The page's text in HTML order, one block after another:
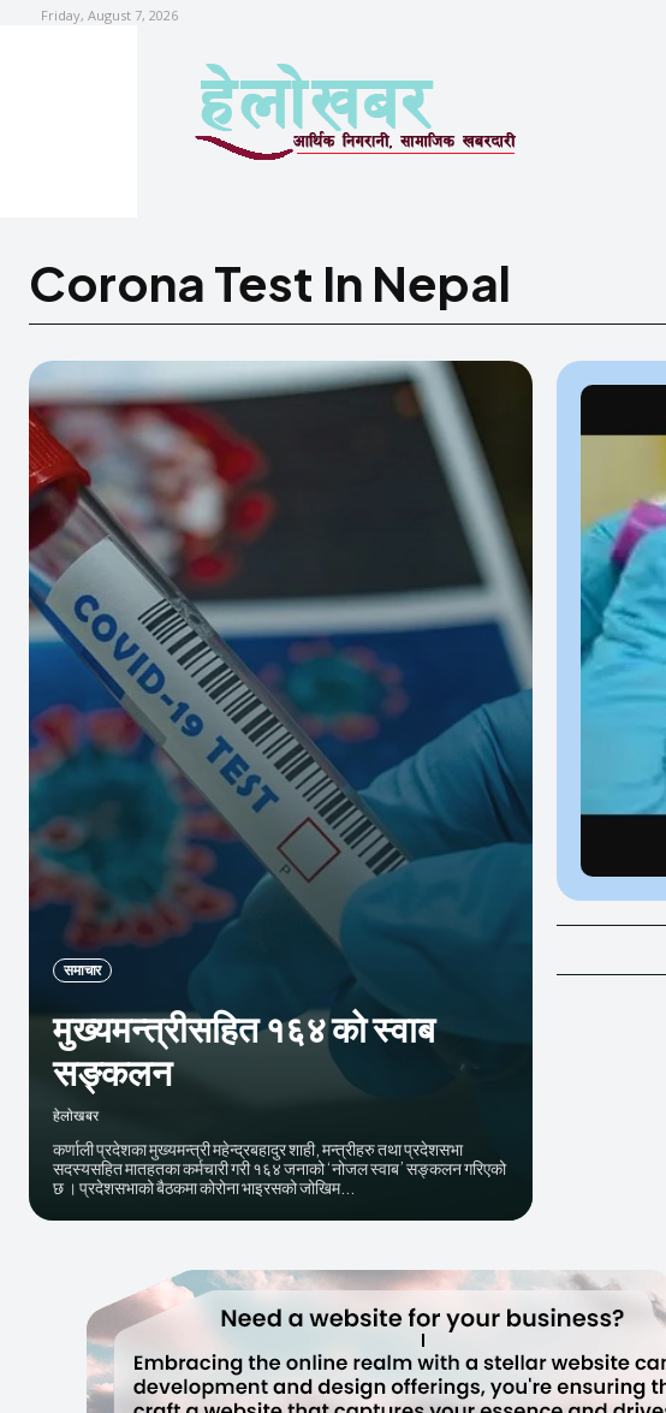
Friday, August 7, 2026
Corona Test In Nepal
समाचार
मुख्यमन्त्रीसहित १६४ को स्वाब
सङ्कलन
हेलाेखबर
कर्णाली प्रदेशका मुख्यमन्त्री महेन्द्रबहादुर शाही, मन्त्रीहरु तथा प्रदेशसभा
सदस्यसहित मातहतका कर्मचारी गरी १६४ जनाको ‘नोजल स्वाब’ सङ्कलन गरिएको
छ । प्रदेशसभाको बैठकमा कोरोना भाइरसको जोखिम...